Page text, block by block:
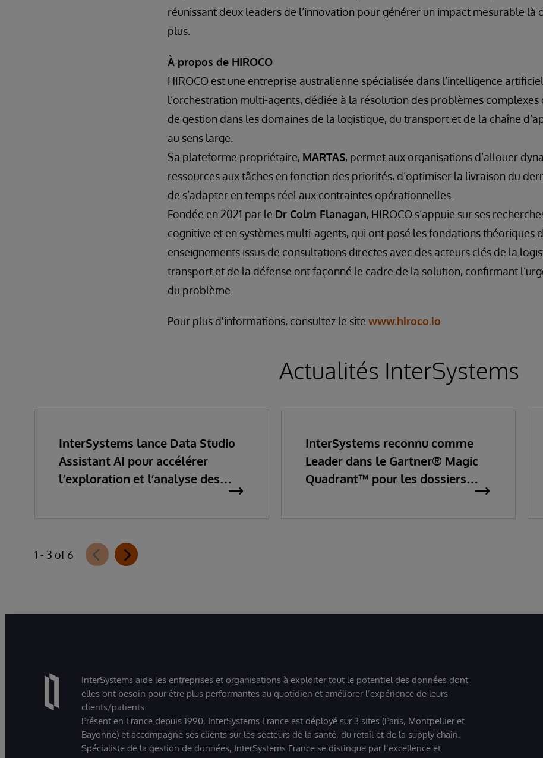
réunissant deux leaders de l’innovation pour générer un impact mesurable là
plus.
À propos de HIROCO
HIROCO est une entreprise australienne spécialisée dans l’intelligence
l’orchestration multi-agents, dédiée à la résolution des problèmes
de gestion dans les domaines de la logistique, du transport et de la chaîne
au sens large.
Sa plateforme propriétaire, MARTAS, permet aux organisations d’allouer
ressources aux tâches en fonction des priorités, d’optimiser la livraison du
de s’adapter en temps réel aux contraintes opérationnelles.
Fondée en 2021 par le Dr Colm Flanagan, HIROCO s’appuie sur ses
cognitive et en systèmes multi-agents, qui ont posé les fondations théoriques
enseignements issus de consultations directes avec des acteurs clés de la
transport et de la défense ont façonné le cadre de la solution, confirmant
du problème.
Pour plus d'informations, consultez le site www.hiroco.io
Actualités InterSystems
InterSystems lance Data Studio
Assistant AI pour accélérer
l’exploration et l’analyse des
InterSystems reconnu comme
Leader dans le Gartner® Magic
Quadrant™ pour les dossiers
1 - 3 of 6
InterSystems aide les entreprises et organisations à exploiter tout le potentiel des données dont
elles ont besoin pour être plus performantes au quotidien et améliorer l’expérience de leurs
clients/patients.
Présent en France depuis 1990, InterSystems France est déployé sur 3 sites (Paris, Montpellier et
Bayonne) et accompagne ses clients sur les secteurs de la santé, du retail et de la supply chain.
Spécialiste de la gestion de données, InterSystems France se distingue par l’excellence et